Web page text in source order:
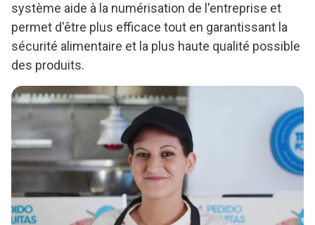
système aide à la numérisation de l'entreprise et
permet d'être plus efficace tout en garantissant la
sécurité alimentaire et la plus haute qualité possible
des produits.